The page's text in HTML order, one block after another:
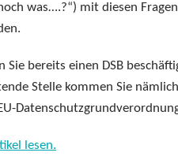
was….?“) mit diesen
Sie bereits einen DSB
Stelle kommen Sie
lesen.